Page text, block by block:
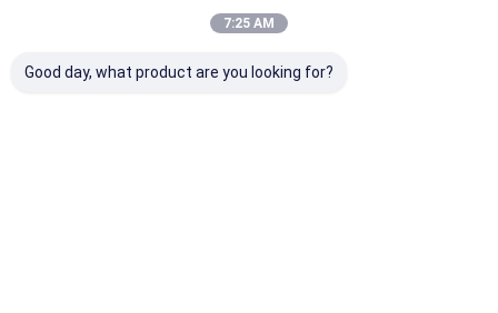
Sitemap
Privacy Policy
CO.,LTD. All Rights Reserved.
7:25 AM
Good day, what product are you looking for?